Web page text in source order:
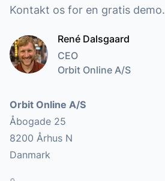
Kontakt os for en gratis demo.
René Dalsgaard
CEO
Orbit Online A/S
Addresse
Orbit Online A/S
Åbogade 25
8200 Århus N
Danmark